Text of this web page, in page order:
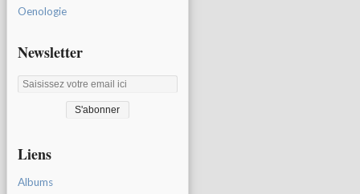
Oenologie
Newsletter
Liens
Albums